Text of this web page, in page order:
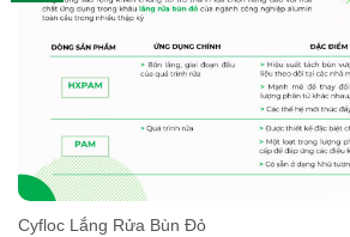
Cyfloc Lắng Rửa Bùn Đỏ